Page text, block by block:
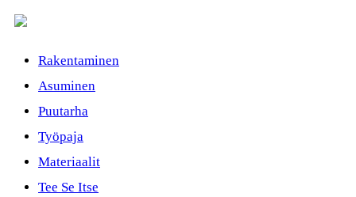
Rakentaminen
Asuminen
Puutarha
Työpaja
Materiaalit
Tee Se Itse